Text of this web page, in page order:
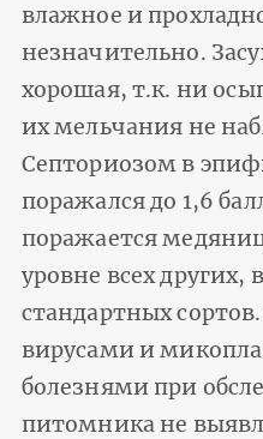
влажное и
незначительно.
хорошая, т.к. ни
их мельчания не
Септориозом в
поражался до 1,6
поражается
уровне всех других,
стандартных
вирусами и
болезнями при
питомника не